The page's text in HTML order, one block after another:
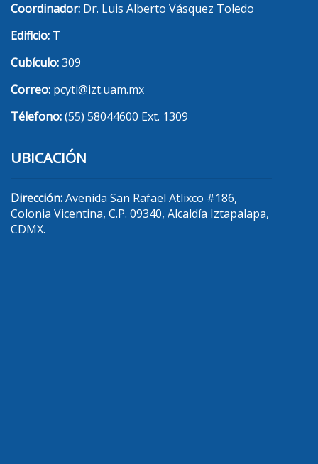
Coordinador: Dr. Luis Alberto Vásquez Toledo
Edificio: T
Cubículo:309
Correo: pcyti@izt.uam.mx
Télefono:(55) 58044600 Ext. 1309
UBICACIÓN
Dirección:Avenida San Rafael Atlixco #186,
Colonia Vicentina, C.P. 09340, Alcaldía Iztapalapa,
CDMX.